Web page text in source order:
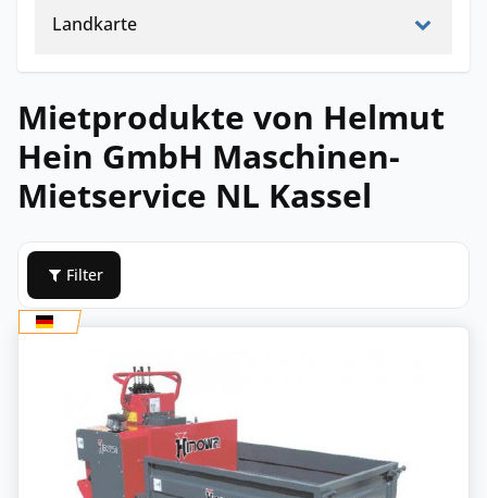
Landkarte
Mietprodukte von Helmut
Hein GmbH Maschinen-
Mietservice NL Kassel
Filter